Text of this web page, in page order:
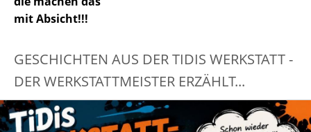
mit Absicht!!!
GESCHICHTEN AUS DER TIDIS WERKSTATT -
DER WERKSTATTMEISTER ERZÄHLT...